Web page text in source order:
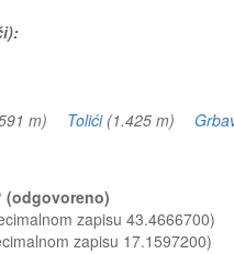
m) Tolići(1.425 m)
(odgovoreno)
zapisu 43.4666700)
zapisu 17.1597200)